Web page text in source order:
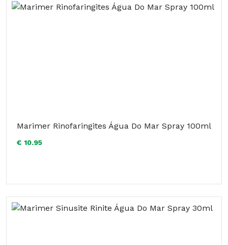
Marimer Rinofaringites Água Do Mar Spray 100ml
€ 10.95